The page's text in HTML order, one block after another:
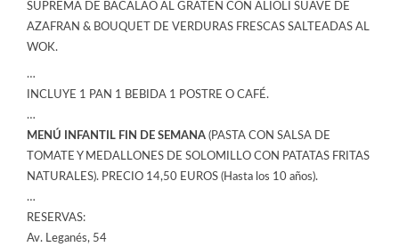
SUPREMA DE BACALAO AL GRATEN CON ALIOLI SUAVE DE
AZAFRAN & BOUQUET DE VERDURAS FRESCAS SALTEADAS AL
WOK.
…
INCLUYE 1 PAN 1 BEBIDA 1 POSTRE O CAFÉ.
…
MENÚ INFANTIL FIN DE SEMANA (PASTA CON SALSA DE
TOMATE Y MEDALLONES DE SOLOMILLO CON PATATAS FRITAS
NATURALES). PRECIO 14,50 EUROS (Hasta los 10 años).
…
RESERVAS:
Av. Leganés, 54